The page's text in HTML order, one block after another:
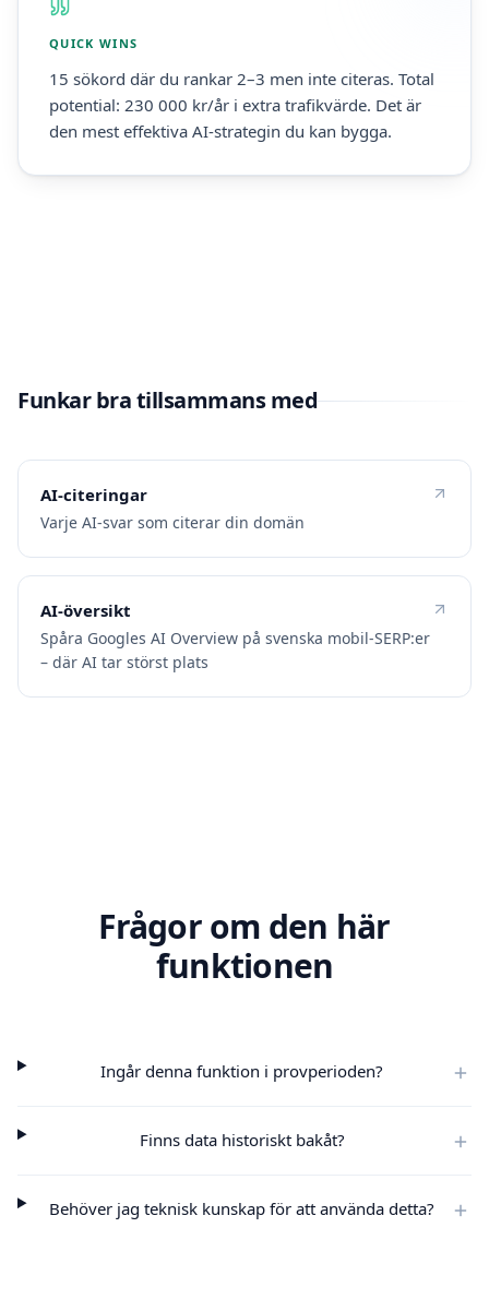
QUICK WINS
15 sökord där du rankar 2–3 men inte citeras. Total
potential: 230 000 kr/år i extra trafikvärde. Det är
den mest effektiva AI-strategin du kan bygga.
Funkar bra tillsammans med
AI-citeringar
Varje AI-svar som citerar din domän
AI-översikt
Spåra Googles AI Overview på svenska mobil-SERP:er
– där AI tar störst plats
Frågor om den här
funktionen
Ingår denna funktion i provperioden?
Finns data historiskt bakåt?
Behöver jag teknisk kunskap för att använda detta?